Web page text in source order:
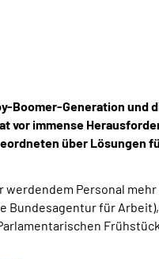
Generation
immense
über Lösungen
Personal
Bundesagentur für Arbeit),